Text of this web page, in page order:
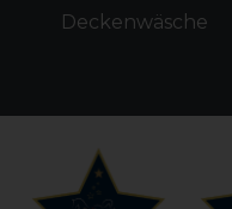
Deckenwäsche